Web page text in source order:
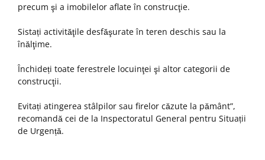
precum şi a imobilelor aflate în construcţie.
Sistați activităţile desfăşurate în teren deschis sau la
înălţime.
Închideți toate ferestrele locuinţei şi altor categorii de
construcţii.
Evitați atingerea stâlpilor sau firelor căzute la pământ”,
recomandă cei de la Inspectoratul General pentru Situații
de Urgență.